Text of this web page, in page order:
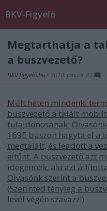
BKV-Figyelő
Megtarthatja a
a buszvezető?
BKV figyelő.hu • 2010. január 27.
Múlt héten mindenki
buszvezető a talált
tulajdonosának.
169E buszon hagyta el a
megtalált, és leadott a
eltűnt. A buszvezető azt
idegennek, aki azt
Olvasónk szerint a
(Szerinted tényleg a
levél végén szavazz!)